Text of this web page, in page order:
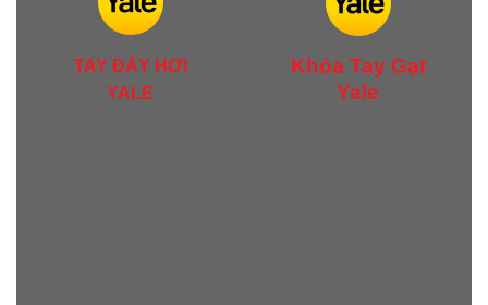
TAY ĐẨY HƠI
YALE
Khóa Tay Gạt
Yale